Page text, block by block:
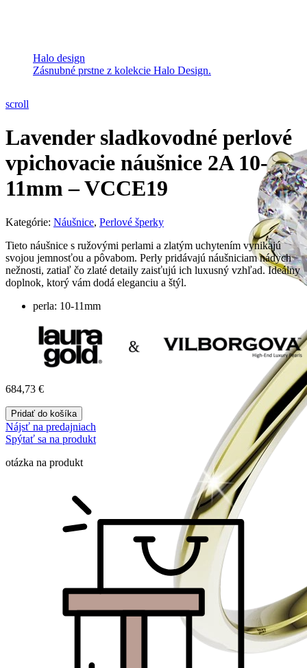
Halo design
Zásnubné prstne z kolekcie Halo Design.
scroll
Lavender sladkovodné perlové
vpichovacie náušnice 2A 10-
11mm – VCCE19
Kategórie: Náušnice, Perlové šperky
Tieto náušnice s ružovými perlami a zlatým uchytením vynikajú
svojou jemnosťou a pôvabom. Perly pridávajú náušniciam nádych
nežnosti, zatiaľ čo zlaté detaily zaisťujú ich luxusný vzhľad. Ideálny
doplnok, ktorý vám dodá eleganciu a štýl.
perla: 10-11mm
684,73 €
Pridať do košíka
Nájsť na predajniach
Spýtať sa na produkt
otázka na produkt